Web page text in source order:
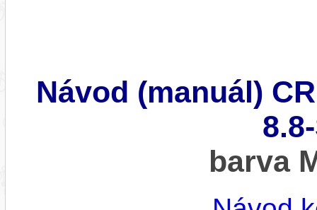
Návod (manuál)
barva